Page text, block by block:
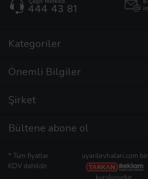
Kategoriler
Önemli Bilgiler
Şirket
Bültene abone ol
* Tüm fiyatlar
KDV dahildir.
uyarilevhalari.com bir